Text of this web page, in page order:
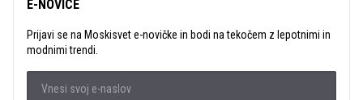
E-NOVICE
Prijavi se na Moskisvet e-novičke in bodi na tekočem z lepotnimi in
modnimi trendi.